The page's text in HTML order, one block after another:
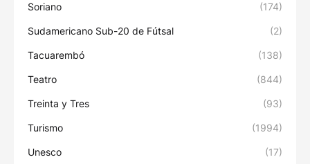
Soriano (174)
Sudamericano Sub-20 de Fútsal (2)
Tacuarembó (138)
Teatro (844)
Treinta y Tres (93)
Turismo (1994)
Unesco (17)